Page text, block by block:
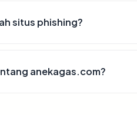
situs phishing?
anekagas.com?